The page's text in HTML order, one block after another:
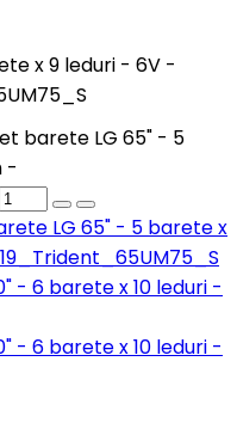
x 9 leduri - 6V -
barete LG 65" - 5
-
LG 65" - 5 barete x